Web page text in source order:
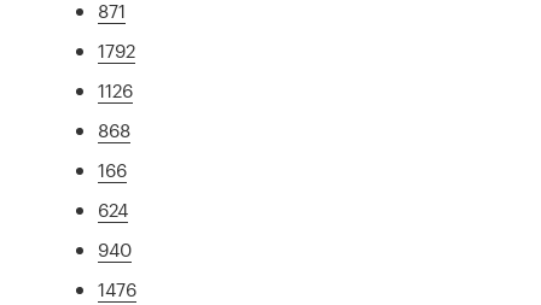
871
1792
1126
868
166
624
940
1476